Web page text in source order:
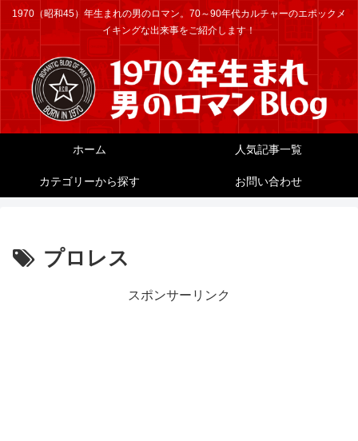
1970（昭和45）年生まれの男のロマン。70～90年代カルチャーのエポックメ
イキングな出来事をご紹介します！
ホーム 人気記事一覧
カテゴリーから探す お問い合わせ
プロレス
スポンサーリンク